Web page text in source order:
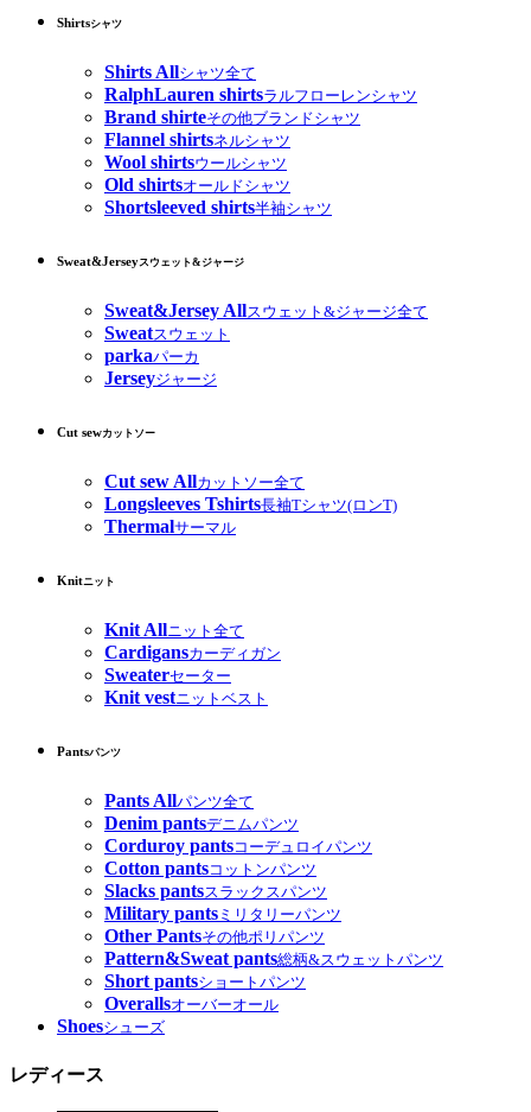
Shirtsシャツ
Shirts Allシャツ全て
RalphLauren shirtsラルフローレンシャツ
Brand shirteその他ブランドシャツ
Flannel shirtsネルシャツ
Wool shirtsウールシャツ
Old shirtsオールドシャツ
Shortsleeved shirts半袖シャツ
Sweat&Jerseyスウェット&ジャージ
Sweat&Jersey Allスウェット&ジャージ全て
Sweatスウェット
parkaパーカ
Jerseyジャージ
Cut sewカットソー
Cut sew Allカットソー全て
Longsleeves Tshirts長袖Tシャツ(ロンT)
Thermalサーマル
Knitニット
Knit Allニット全て
Cardigansカーディガン
Sweaterセーター
Knit vestニットベスト
Pantsパンツ
Pants Allパンツ全て
Denim pantsデニムパンツ
Corduroy pantsコーデュロイパンツ
Cotton pantsコットンパンツ
Slacks pantsスラックスパンツ
Military pants ミリタリーパンツ
Other Pantsその他ポリパンツ
Pattern&Sweat pants総柄&スウェットパンツ
Short pantsショートパンツ
Overallsオーバーオール
Shoesシューズ
レディース